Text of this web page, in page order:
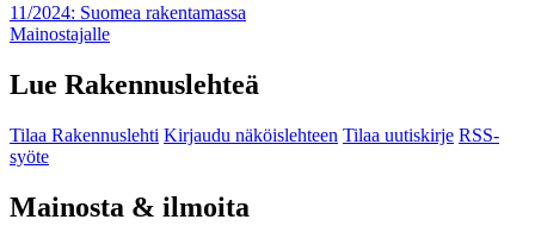
11/2024: Suomea rakentamassa
Mainostajalle
Lue Rakennuslehteä
Tilaa Rakennuslehti Kirjaudu näköislehteen Tilaa uutiskirje RSS-
syöte
Mainosta & ilmoita